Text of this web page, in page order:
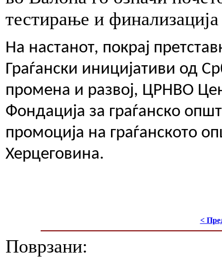
тестирање и финализација
На настанот, покрај
Граѓански иницијативи од
промена и развој, ЦРНВО
Фондација за граѓанско
промоција на граѓанското
Херцеговина.
<
Поврзани: